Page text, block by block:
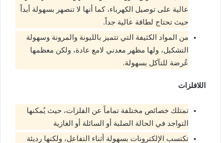
عالية على توصيل الكهرباء، كما أنها لا تنصهر بسهولة أبداً
حيث تحتاج لطاقة عالية جداً.
من المواد الكثيفة التي تتميز بالليونة والمرونة وسهولة
التشكيل، ولها مظهر معدني لامع عادة، ولكن معظمها
عُرضة للتآكل بسهولة.
اللافلزات
تمتلك خصائص مختلفة تماماً عن الفلزات، حيث يُمكنها
التواجد في الحالة الصلبة أو السائلة أو الغازية
تكتسب الإلكترونات بسهولة أثناء التفاعل، ولكنها رديئة